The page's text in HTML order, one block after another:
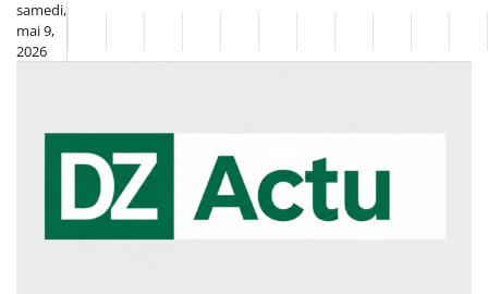
Skip
content
samedi,
mai 9,
2026
FlashSportclasséDiasporaChronique
–
Le
Thé
SociétéCultureMondeÉconomie
Tech